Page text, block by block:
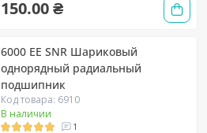
150.00 ₴
6000 EE SNR Шариковый
однорядный радиальный
подшипник
Код товара: 6910
В наличии
1